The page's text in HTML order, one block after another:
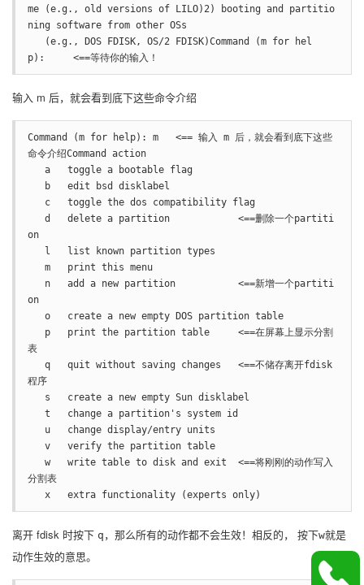
me (e.g., old versions of LILO)2) booting and partitio
ning software from other OSs
(e.g., DOS FDISK, OS/2 FDISK)Command (m for hel
p):     <==等待你的输入！
输入 m 后，就会看到底下这些命令介绍
Command (m for help): m   <== 输入 m 后，就会看到底下这些
命令介绍Command action
a   toggle a bootable flag
b   edit bsd disklabel
c   toggle the dos compatibility flag
d   delete a partition            <==删除一个partiti
on
l   list known partition types
m   print this menu
n   add a new partition           <==新增一个partiti
on
o   create a new empty DOS partition table
p   print the partition table     <==在屏幕上显示分割
表
q   quit without saving changes   <==不储存离开fdisk
程序
s   create a new empty Sun disklabel
t   change a partition's system id
u   change display/entry units
v   verify the partition table
w   write table to disk and exit  <==将刚刚的动作写入
分割表
x   extra functionality (experts only)
离开 fdisk 时按下 q ，那么所有的动作都不会生效！相反的， 按下w就是
动作生效的意思。